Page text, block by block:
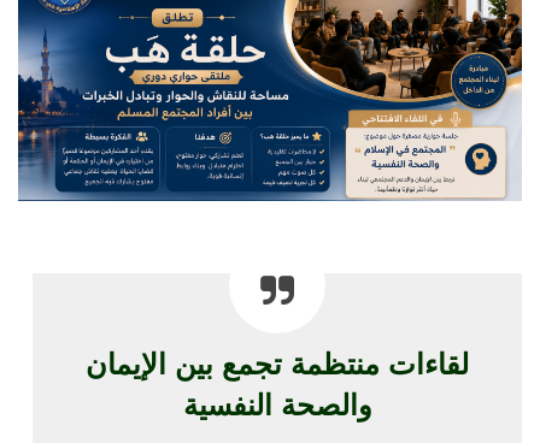
لقاءات منتظمة تجمع بين الإيمان
والصحة النفسية